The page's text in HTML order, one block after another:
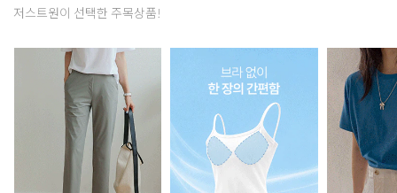
저스트원이 선택한 주목상품!